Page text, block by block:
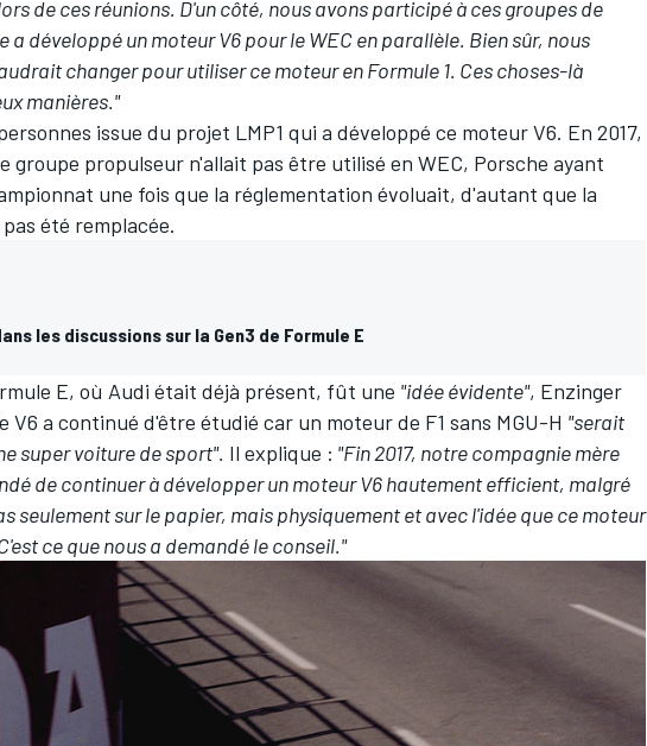
de ces réunions. D'un côté, nous avons participé à ces groupes de
a développé un moteur V6 pour le WEC en parallèle. Bien sûr, nous
changer pour utiliser ce moteur en Formule 1. Ces choses-là
manières."
issue du projet LMP1 qui a développé ce moteur V6. En 2017,
groupe propulseur n'allait pas être utilisé en WEC, Porsche ayant
une fois que la réglementation évoluait, d'autant que la
été remplacée.
les discussions sur la Gen3 de Formule E
E, où Audi était déjà présent, fût une "idée évidente", Enzinger
V6 a continué d'être étudié car un moteur de F1 sans MGU-H "serait
super voiture de sport". Il explique : "Fin 2017, notre compagnie mère
de continuer à développer un moteur V6 hautement efficient, malgré
seulement sur le papier, mais physiquement et avec l'idée que ce moteur
ce que nous a demandé le conseil."